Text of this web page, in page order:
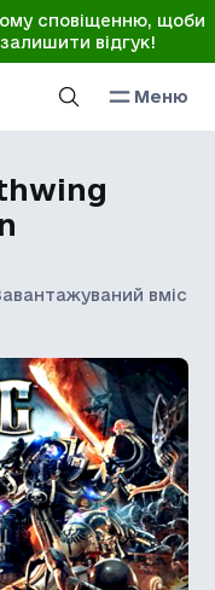
сповіщенню, щоби
відгук!
Меню
вміст